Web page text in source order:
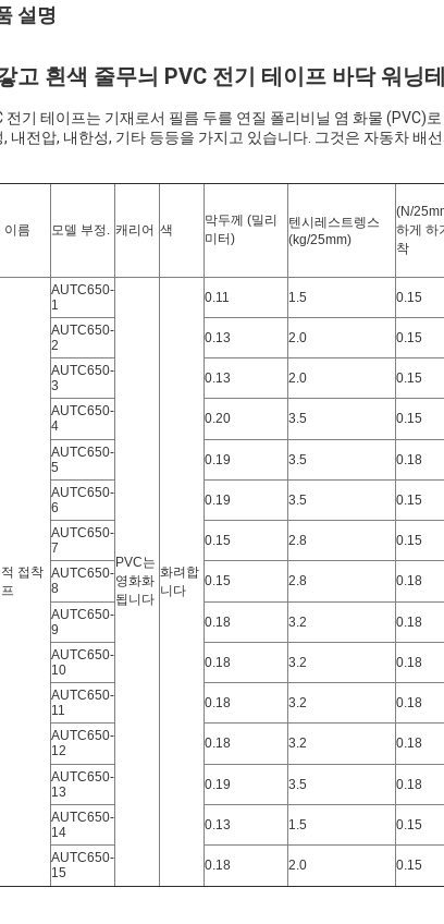
설명
고 흰색 줄무늬 PVC 전기 테이프 바닥 워닝
전기 테이프는 기재로서 필름 두를 연질 폴리비닐 염 화물 (PVC)
, 내전압, 내한성, 기타 등등을 가지고 있습니다. 그것은 자동차 배
이름 모델 부정. 캐리어 색
막두께 (밀리
미터)
텐시레스트렝스
(kg/25mm)
(N/
하게 하
착
접착
AUTC650-
1
PVC는
영화화
됩니다
화려합
니다
0.11 1.5 0.15
AUTC650-
2
0.13 2.0 0.15
AUTC650-
3
0.13 2.0 0.15
AUTC650-
4
0.20 3.5 0.15
AUTC650-
5
0.19 3.5 0.18
AUTC650-
6
0.19 3.5 0.15
AUTC650-
7
0.15 2.8 0.15
AUTC650-
8
0.15 2.8 0.18
AUTC650-
9
0.18 3.2 0.18
AUTC650-
10
0.18 3.2 0.18
AUTC650-
11
0.18 3.2 0.18
AUTC650-
12
0.18 3.2 0.18
AUTC650-
13
0.19 3.5 0.18
AUTC650-
14
0.13 1.5 0.15
AUTC650-
15
0.18 2.0 0.15